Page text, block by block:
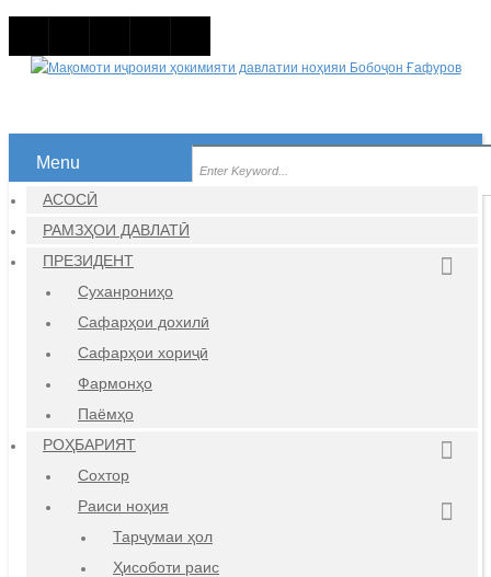
Menu
АСОСӢ
РАМЗҲОИ ДАВЛАТӢ
ПРЕЗИДЕНТ
Суханрониҳо
Сафарҳои дохилӣ
Сафарҳои хориҷӣ
Фармонҳо
Паёмҳо
РОҲБАРИЯТ
Сохтор
Раиси ноҳия
Тарҷумаи ҳол
Ҳисоботи раис